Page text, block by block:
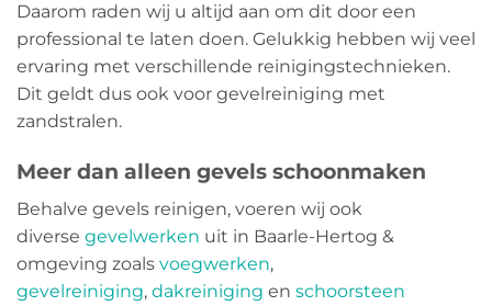
Daarom raden wij u altijd aan om dit door een
professional te laten doen. Gelukkig hebben wij veel
ervaring met verschillende reinigingstechnieken.
Dit geldt dus ook voor gevelreiniging met
zandstralen.
Meer dan alleen gevels schoonmaken
Behalve gevels reinigen, voeren wij ook
diverse gevelwerken uit in Baarle-Hertog &
omgeving zoals voegwerken,
gevelreiniging, dakreiniging en schoorsteen